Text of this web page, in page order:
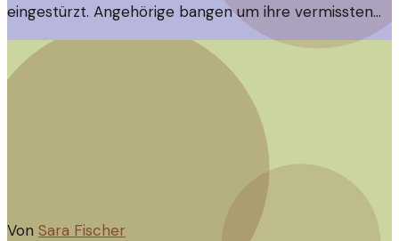
eingestürzt. Angehörige bangen um ihre vermissten
Liebsten, während die Polizei nach Hinweisen sucht.
Von Sara Fischer